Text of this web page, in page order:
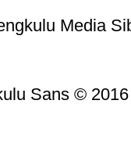
Media
Sans ©